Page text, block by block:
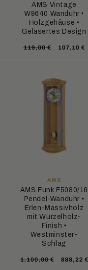
AMS Vintage
W9640 Wanduhr •
Holzgehäuse •
Gelasertes Design
Normaler
119,00 € 107,10 €
ANBIETER:
AMS
AMS Funk F5080/16
Pendel-Wanduhr •
Erlen-Massivholz
mit Wurzelholz-
Finish •
Westminster-
Schlag
Normaler
1.100,00 € 888,22 €